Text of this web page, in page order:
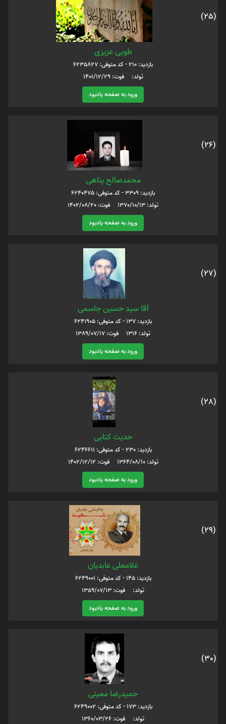
(25)
طوبی عزیزی
بازدید: 210 - کد متوفی: 6235827
تولد: فوت: 1401/12/29
ورود به صفحه یادبود
(26)
محمدصالح پناهی
بازدید: 3309 - کد متوفی: 6240475
تولد: 1370/10/13 فوت: 1402/08/20
ورود به صفحه یادبود
(27)
آقا سید حسین جاسمی
بازدید: 137 - کد متوفی: 6241905
تولد: 1316 فوت: 1389/07/17
ورود به صفحه یادبود
(28)
حدیث کتابی
بازدید: 230 - کد متوفی: 6246611
تولد: 1364/08/10 فوت: 1402/12/12
ورود به صفحه یادبود
(29)
غلامعلی عابدیان
بازدید: 145 - کد متوفی: 6249001
تولد: فوت: 1359/07/13
ورود به صفحه یادبود
(30)
حمیدرضا معینی
بازدید: 173 - کد متوفی: 6249002
تولد: فوت: 1360/03/26